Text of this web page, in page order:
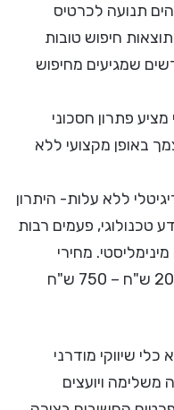
תנועה לכרטיס
חיפוש טובות
שמגיעים מחיפוש
מציע פתרון חסכוני
באופן מקצועי ללא
ללא עלות- היתרון
טכנולוגי, פעמים רבות
מחירי
כלי שיווקי מודרני
ויועצים